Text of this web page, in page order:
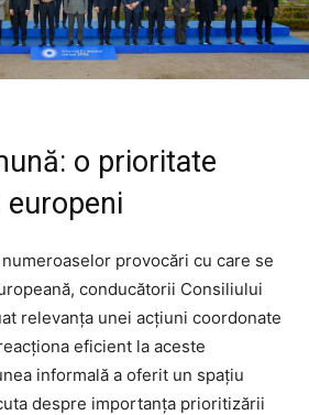
o prioritate
provocări cu care se
conducătorii Consiliului
relevanța unei acțiuni coordonate
eficient la aceste
informală a oferit un spațiu
despre importanța prioritizării